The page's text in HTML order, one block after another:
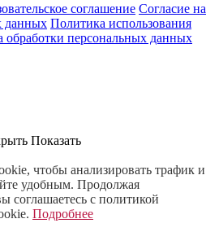
соглашение Согласие на
данных Политика использования
обработки персональных данных
Показать
чтобы анализировать трафик и
удобным. Продолжая
соглашаетесь с политикой
Подробнее